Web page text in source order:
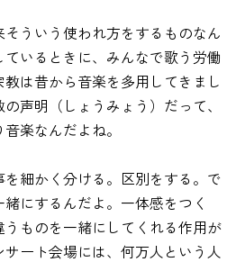
ういう使われ方をするものなん
いるときに、みんなで歌う労働
は昔から音楽を多用してきまし
声明（しょうみょう）だって、
楽なんだよね。
細かく分ける。区別をする。で
にするんだよ。一体感をつく
うものを一緒にしてくれる作用が
ート会場には、何万人という人